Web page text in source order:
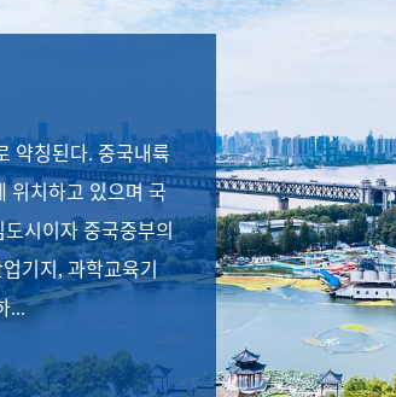
약칭된다. 중국내륙
위치하고 있으며 국
시이자 중국중부의
기지, 과학교육기
...